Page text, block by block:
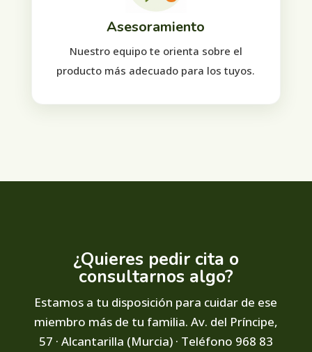
Asesoramiento
Nuestro equipo te orienta sobre el
producto más adecuado para los tuyos.
¿Quieres pedir cita o
consultarnos algo?
Estamos a tu disposición para cuidar de ese
miembro más de tu familia. Av. del Príncipe,
57 · Alcantarilla (Murcia) · Teléfono 968 83